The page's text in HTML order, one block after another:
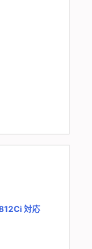
対応